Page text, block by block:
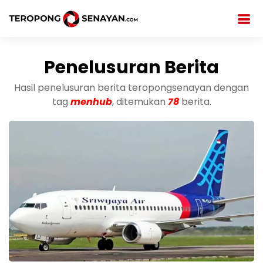
Penelusuran Berita
Hasil penelusuran berita teropongsenayan dengan
tag menhub, ditemukan 78berita.